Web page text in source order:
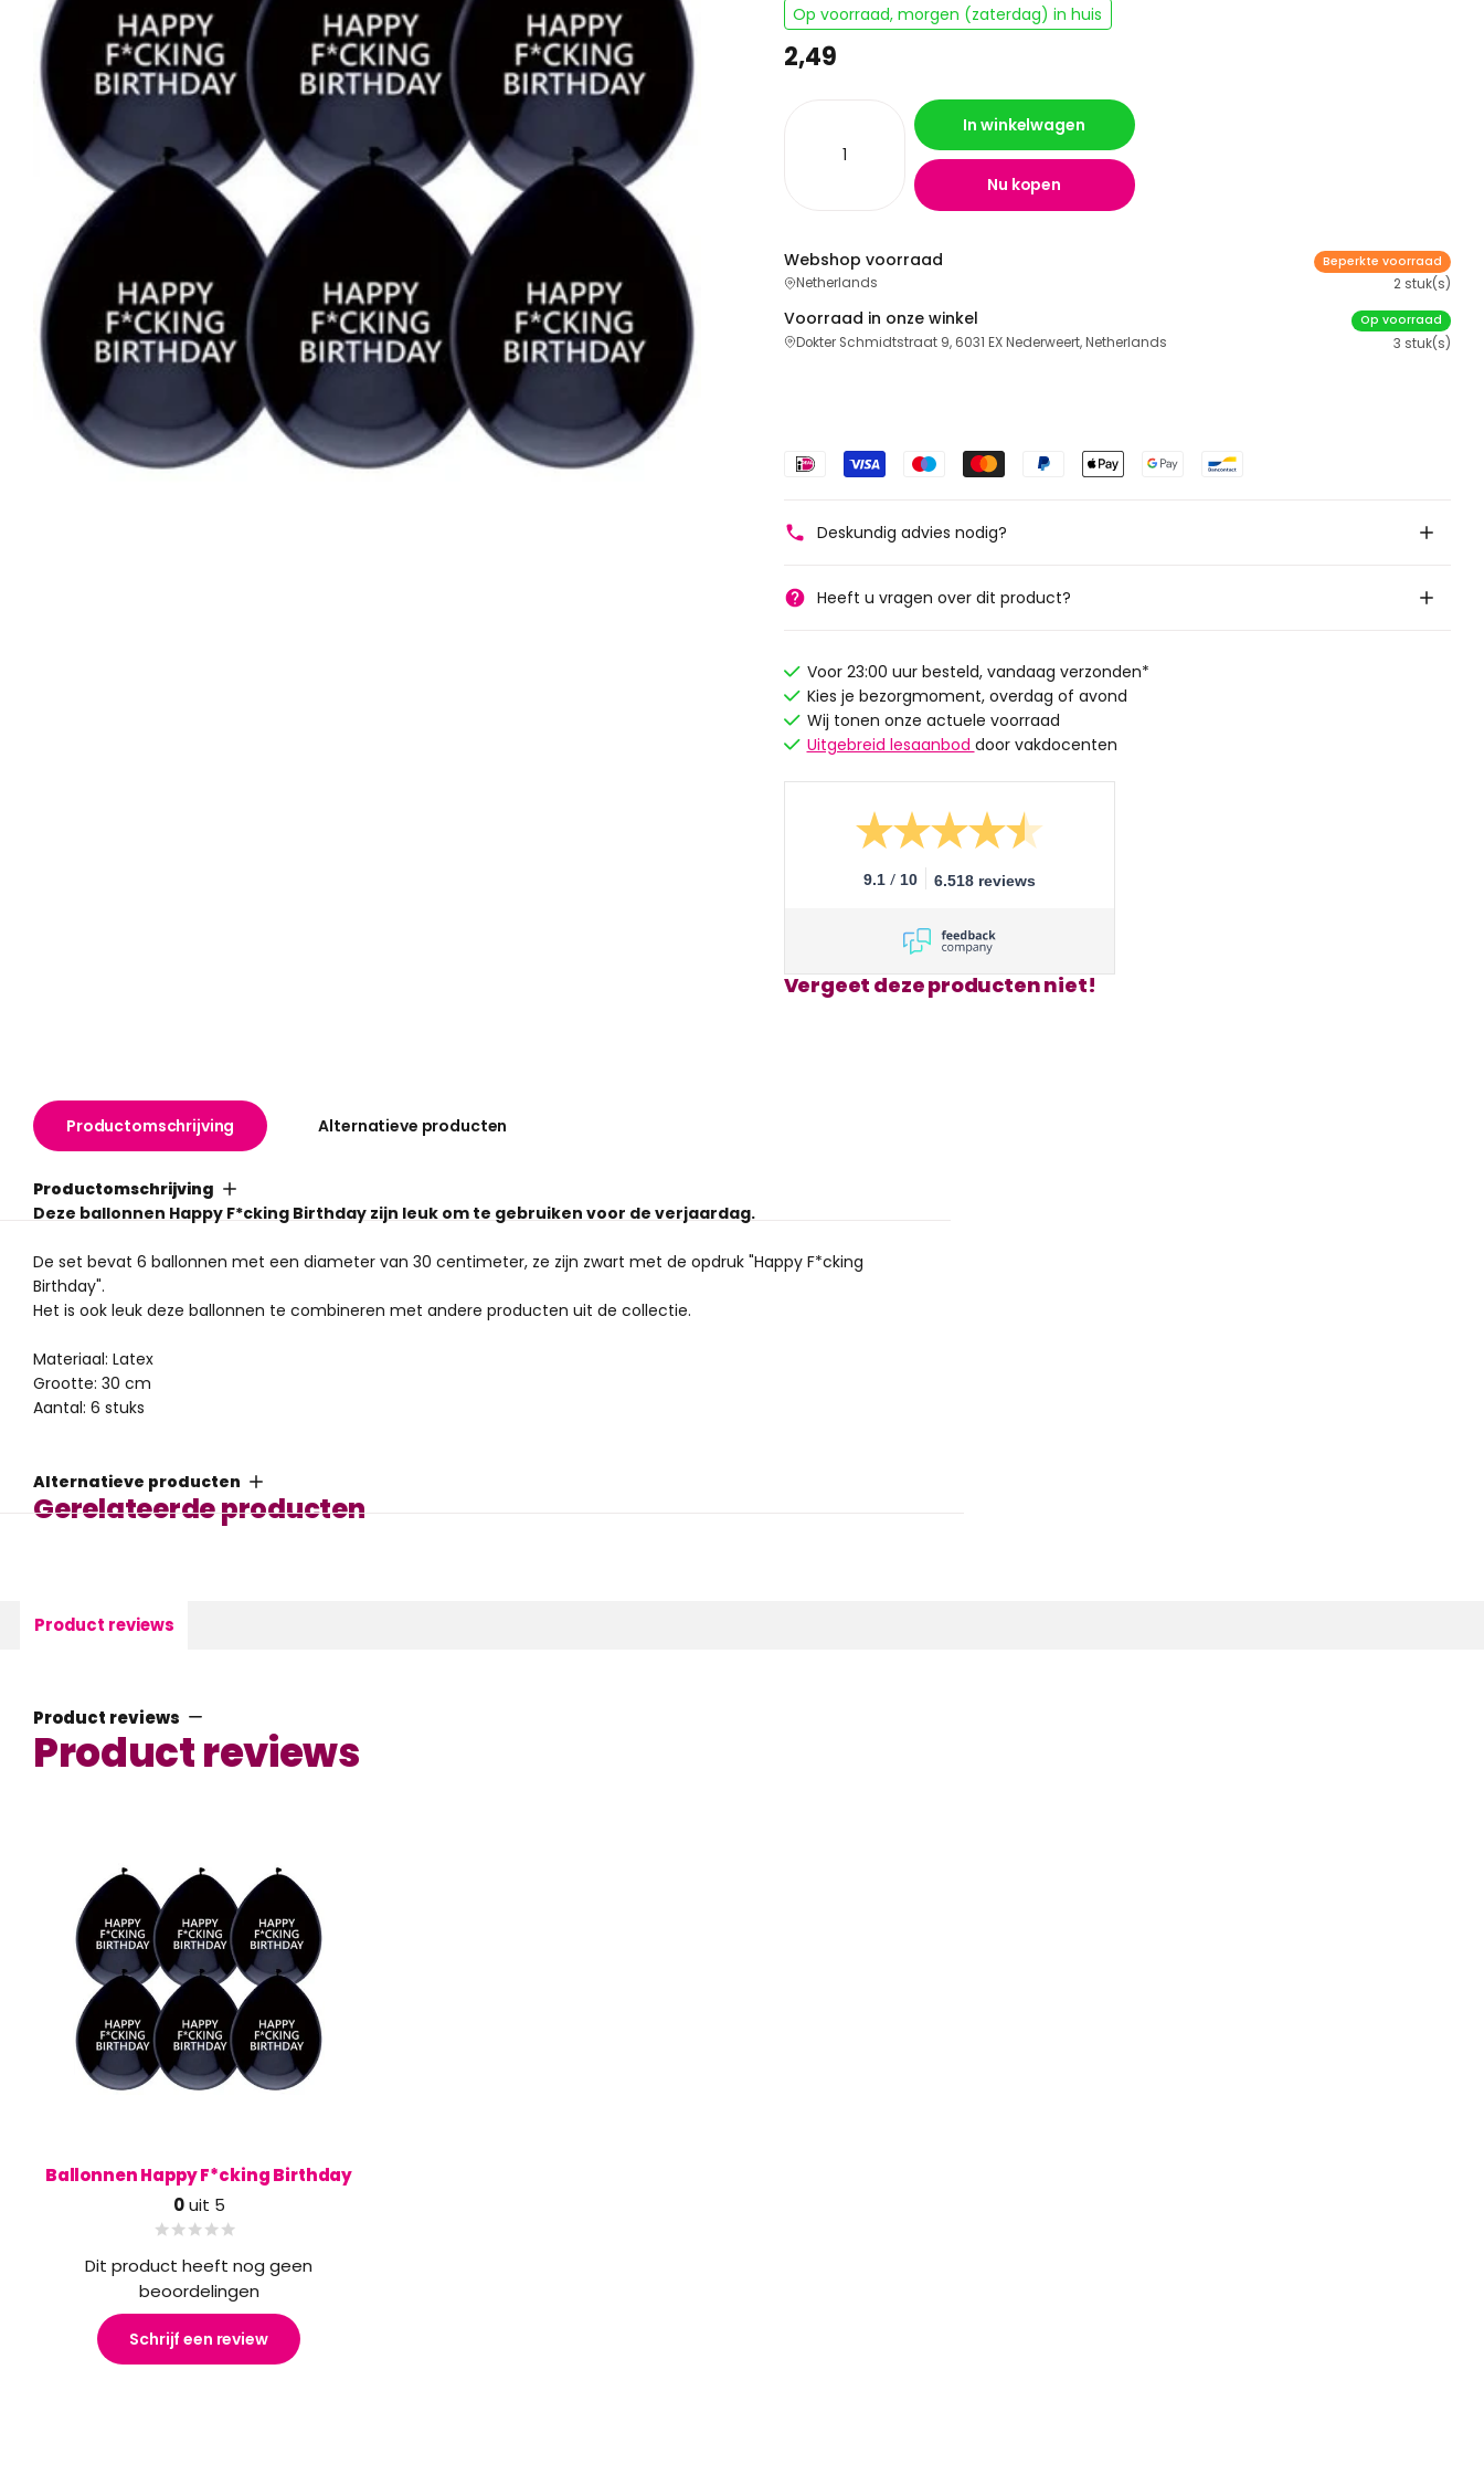
Op voorraad, morgen (zaterdag) in huis
2,49
In winkelwagen
Nu kopen
Webshop voorraad
Netherlands
Beperkte voorraad
2 stuk(s)
Voorraad in onze winkel
Dokter Schmidtstraat 9, 6031 EX Nederweert, Netherlands
Op voorraad
3 stuk(s)
Deskundig advies nodig?
Heeft u vragen over dit product?
Voor 23:00 uur besteld, vandaag verzonden*
Kies je bezorgmoment, overdag of avond
Wij tonen onze actuele voorraad
Uitgebreid lesaanbod door vakdocenten
9.1 / 10 6.518 reviews
Vergeet deze producten niet!
Productomschrijving Alternatieve producten
Productomschrijving
Deze ballonnen Happy F*cking Birthday zijn leuk om te gebruiken voor de verjaardag.
De set bevat 6 ballonnen met een diameter van 30 centimeter, ze zijn zwart met de opdruk "Happy F*cking
Birthday".
Het is ook leuk deze ballonnen te combineren met andere producten uit de collectie.
Materiaal: Latex
Grootte: 30 cm
Aantal: 6 stuks
Alternatieve producten
Gerelateerde producten
Product reviews
Product reviews
Product reviews
Ballonnen Happy F*cking Birthday
0uit 5
Dit product heeft nog geen
beoordelingen
Schrijf een review